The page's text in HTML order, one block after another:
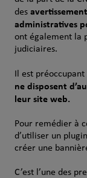
des
administratives
ont également la
judiciaires.
Il est
ne disposent
leur site web.
Pour remédier à
d’utiliser un
créer une
C’est l’une des